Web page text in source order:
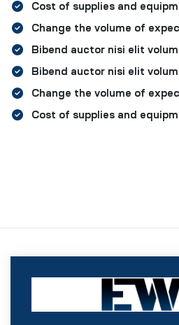
Cost of supplies and
Change the volume of
Bibend auctor nisi elit
Bibend auctor nisi elit
Change the volume of
Cost of supplies and